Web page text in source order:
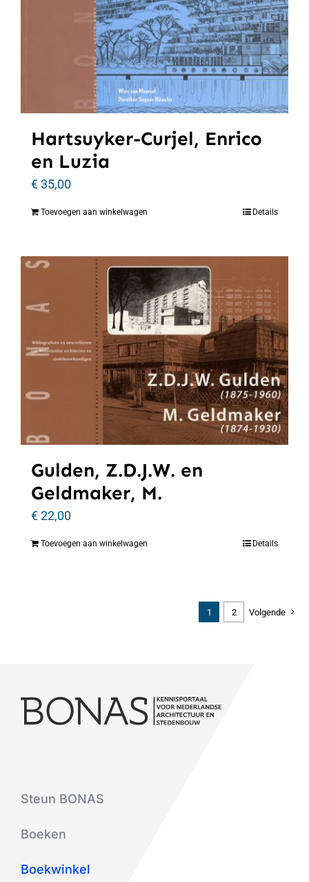
Hartsuyker-Curjel, Enrico
en Luzia
€35,00
Toevoegen aan winkelwagen Details
Gulden, Z.D.J.W. en
Geldmaker, M.
€22,00
Toevoegen aan winkelwagen Details
1 2 Volgende
Steun BONAS
Boeken
Boekwinkel